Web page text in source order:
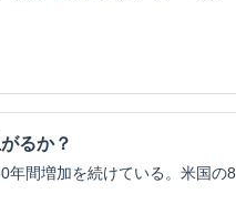
るか？
間増加を続けている。米国の8